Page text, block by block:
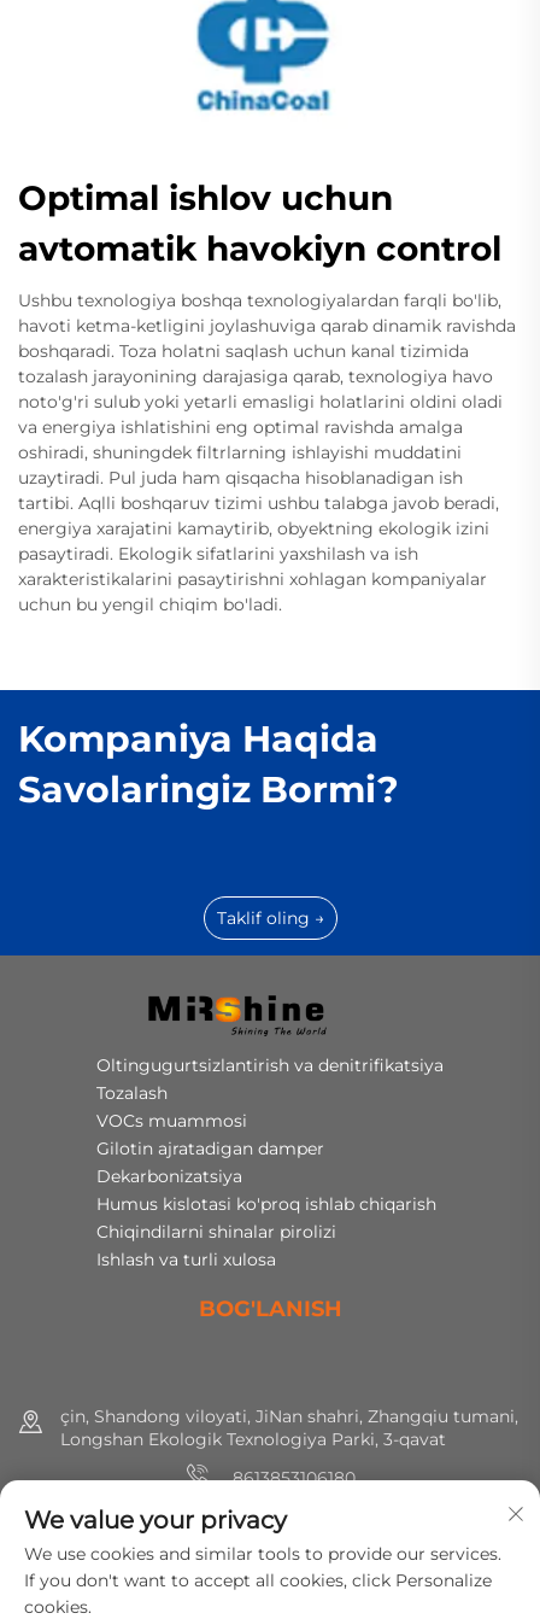
Optimal ishlov uchun
avtomatik havokiyn control
Ushbu texnologiya boshqa texnologiyalardan farqli bo'lib,
havoti ketma-ketligini joylashuviga qarab dinamik ravishda
boshqaradi. Toza holatni saqlash uchun kanal tizimida
tozalash jarayonining darajasiga qarab, texnologiya havo
noto'g'ri sulub yoki yetarli emasligi holatlarini oldini oladi
va energiya ishlatishini eng optimal ravishda amalga
oshiradi, shuningdek filtrlarning ishlayishi muddatini
uzaytiradi. Pul juda ham qisqacha hisoblanadigan ish
tartibi. Aqlli boshqaruv tizimi ushbu talabga javob beradi,
energiya xarajatini kamaytirib, obyektning ekologik izini
pasaytiradi. Ekologik sifatlarini yaxshilash va ish
xarakteristikalarini pasaytirishni xohlagan kompaniyalar
uchun bu yengil chiqim bo'ladi.
Kompaniya Haqida
Savolaringiz Bormi?
Taklif oling →
Oltingugurtsizlantirish va denitrifikatsiya
Tozalash
VOCs muammosi
Gilotin ajratadigan damper
Dekarbonizatsiya
Humus kislotasi ko'proq ishlab chiqarish
Chiqindilarni shinalar pirolizi
Ishlash va turli xulosa
BOG'LANISH
çin, Shandong viloyati, JiNan shahri, Zhangqiu tumani,
Longshan Ekologik Texnologiya Parki, 3-qavat
8613853106180
+86 (0) 531 8891 0288
[email protected]
We value your privacy
We use cookies and similar tools to provide our services.
If you don't want to accept all cookies, click Personalize
cookies.